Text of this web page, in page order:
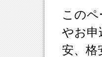
この
やお申
安、格